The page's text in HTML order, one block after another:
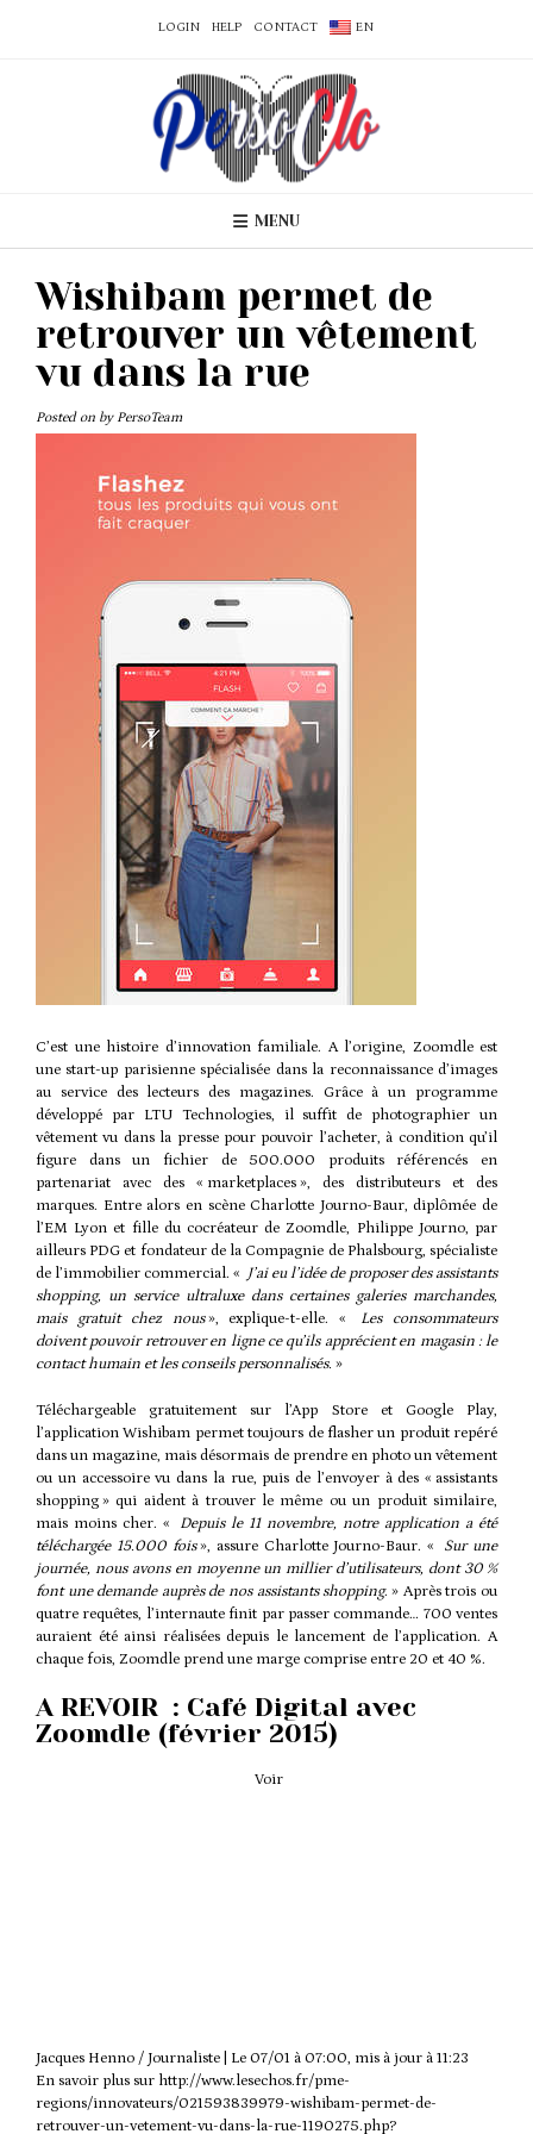
LOGIN HELP CONTACT EN
MENU
Wishibam permet de
retrouver un vêtement
vu dans la rue
Posted on by PersoTeam
C’est une histoire d’innovation familiale. A l’origine, Zoomdle est
une start-up parisienne spécialisée dans la reconnaissance d’images
au service des lecteurs des magazines. Grâce à un programme
développé par LTU Technologies, il suffit de photographier un
vêtement vu dans la presse pour pouvoir l’acheter, à condition qu’il
figure dans un fichier de 500.000 produits référencés en
partenariat avec des « marketplaces », des distributeurs et des
marques. Entre alors en scène Charlotte Journo-Baur, diplômée de
l’EM Lyon et fille du cocréateur de Zoomdle, Philippe Journo, par
ailleurs PDG et fondateur de la Compagnie de Phalsbourg, spécialiste
de l’immobilier commercial. « J’ai eu l’idée de proposer des assistants
shopping, un service ultraluxe dans certaines galeries marchandes,
mais gratuit chez nous», explique-t-elle. « Les consommateurs
doivent pouvoir retrouver en ligne ce qu’ils apprécient en magasin : le
contact humain et les conseils personnalisés. »
Téléchargeable gratuitement sur l’App Store et Google Play,
l’application Wishibam permet toujours de flasher un produit repéré
dans un magazine, mais désormais de prendre en photo un vêtement
ou un accessoire vu dans la rue, puis de l’envoyer à des « assistants
shopping » qui aident à trouver le même ou un produit similaire,
mais moins cher. « Depuis le 11 novembre, notre application a été
téléchargée 15.000 fois», assure Charlotte Journo-Baur. « Sur une
journée, nous avons en moyenne un millier d’utilisateurs, dont 30 %
font une demande auprès de nos assistants shopping. » Après trois ou
quatre requêtes, l’internaute finit par passer commande… 700 ventes
auraient été ainsi réalisées depuis le lancement de l’application. A
chaque fois, Zoomdle prend une marge comprise entre 20 et 40 %.
A REVOIR : Café Digital avec
Zoomdle (février 2015)
Voir
Jacques Henno / Journaliste Le 07/01 à 07:00, mis à jour à 11:23
En savoir plus sur http://www.lesechos.fr/pme-
regions/innovateurs/021593839979-wishibam-permet-de-
retrouver-un-vetement-vu-dans-la-rue-1190275.php?